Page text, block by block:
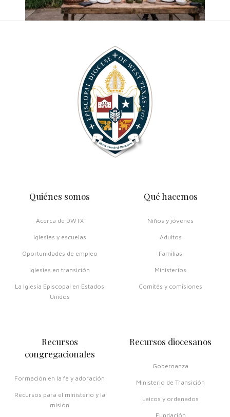
Quiénes somos
Acerca de DWTX
Iglesias y escuelas
Oportunidades de empleo
Iglesias en transición
La Iglesia Episcopal en Estados
Unidos
Qué hacemos
Niños y jóvenes
Adultos
Familias
Ministerios
Comités y comisiones
Recursos
congregacionales
Formación en la fe y adoración
Recursos para el ministerio y la
misión
Recursos diocesanos
Gobernanza
Ministerio de Transición
Laicos y ordenados
Fundación